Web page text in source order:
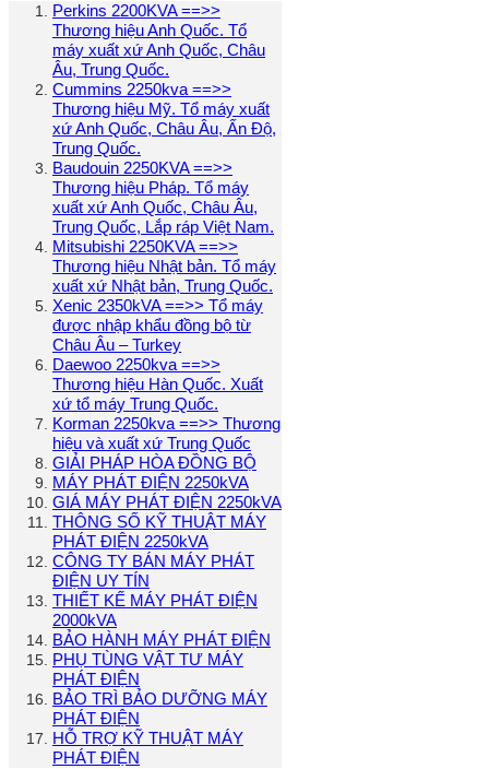
Perkins 2200KVA ==>>
Thương hiệu Anh Quốc. Tổ
máy xuất xứ Anh Quốc, Châu
Âu, Trung Quốc.
Cummins 2250kva ==>>
Thương hiệu Mỹ. Tổ máy xuất
xứ Anh Quốc, Châu Âu, Ấn Độ,
Trung Quốc.
Baudouin 2250KVA ==>>
Thương hiệu Pháp. Tổ máy
xuất xứ Anh Quốc, Châu Âu,
Trung Quốc, Lắp ráp Việt Nam.
Mitsubishi 2250KVA ==>>
Thương hiệu Nhật bản. Tổ máy
xuất xứ Nhật bản, Trung Quốc.
Xenic 2350kVA ==>> Tổ máy
được nhập khẩu đồng bộ từ
Châu Âu – Turkey
Daewoo 2250kva ==>>
Thương hiệu Hàn Quốc. Xuất
xứ tổ máy Trung Quốc.
Korman 2250kva ==>> Thương
hiệu và xuất xứ Trung Quốc
GIẢI PHÁP HÒA ĐỒNG BỘ
MÁY PHÁT ĐIỆN 2250kVA
GIÁ MÁY PHÁT ĐIỆN 2250kVA
THÔNG SỐ KỸ THUẬT MÁY
PHÁT ĐIỆN 2250kVA
CÔNG TY BÁN MÁY PHÁT
ĐIỆN UY TÍN
THIẾT KẾ MÁY PHÁT ĐIỆN
2000kVA
BẢO HÀNH MÁY PHÁT ĐIỆN
PHỤ TÙNG VẬT TƯ MÁY
PHÁT ĐIỆN
BẢO TRÌ BẢO DƯỠNG MÁY
PHÁT ĐIỆN
HỖ TRỢ KỸ THUẬT MÁY
PHÁT ĐIỆN